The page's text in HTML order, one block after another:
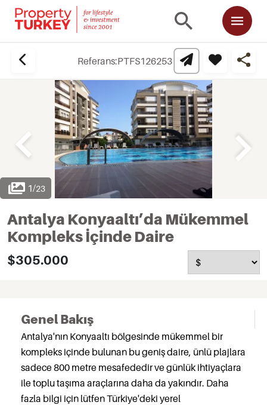
Referans:PTFS126253
1/23
Antalya Konyaaltı’da Mükemmel
Kompleks İçinde Daire
$305.000
Genel Bakış
Antalya'nın Konyaaltı bölgesinde mükemmel bir
kompleks içinde bulunan bu geniş daire, ünlü plajlara
sadece 800 metre mesafededir ve günlük ihtiyaçlara
ile toplu taşıma araçlarına daha da yakındır. Daha
fazla bilgi için lütfen Türkiye'deki yerel